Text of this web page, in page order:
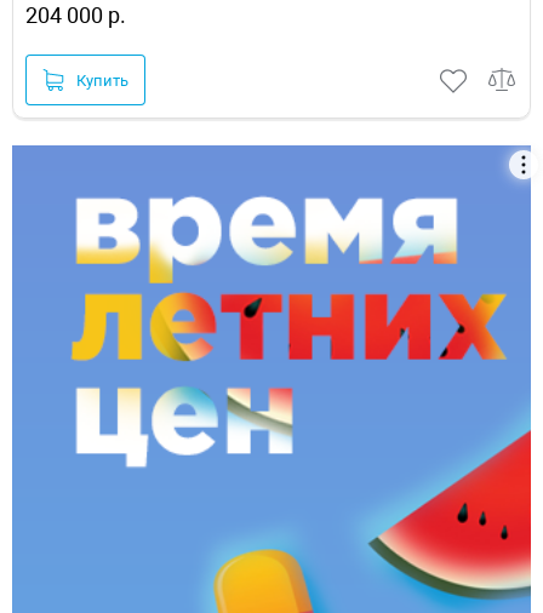
204 000 р.
Купить